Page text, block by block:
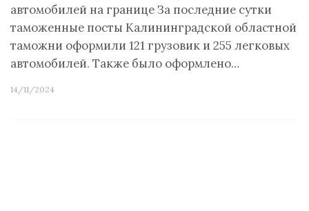
автомобилей на границе За последние сутки
таможенные посты Калининградской областной
таможни оформили 121 грузовик и 255 легковых
автомобилей. Также было оформлено…
14/11/2024